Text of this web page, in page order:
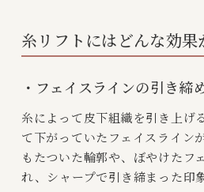
糸リフトにはどんな効果
・フェイスラインの引き締
糸によって皮下組織を引き上げ
て下がっていたフェイスライン
もたついた輪郭や、ぼやけたフ
れ、シャープで引き締まった印